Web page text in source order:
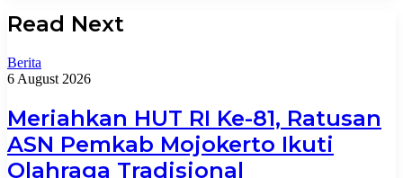
Read Next
Berita
6 August 2026
Meriahkan HUT RI Ke-81, Ratusan
ASN Pemkab Mojokerto Ikuti
Olahraga Tradisional